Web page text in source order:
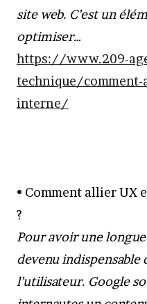
site web. C’est un
optimiser…
https://www.209-
technique/
interne/
• Comment allier UX
?
Pour avoir une
devenu indispensable
l’utilisateur. Google